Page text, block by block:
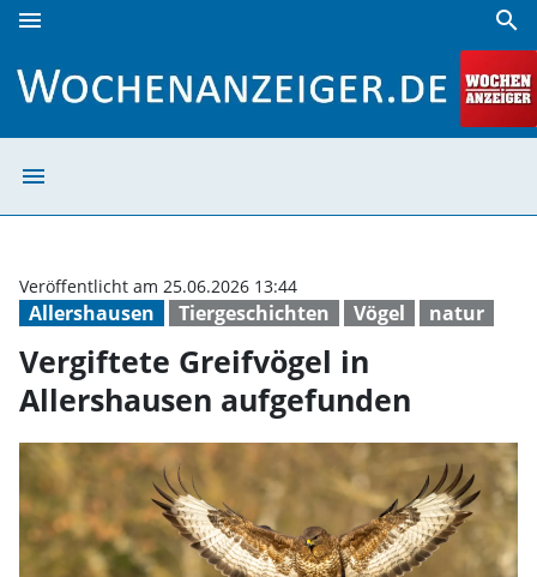
menu search
menu
Allershausen Tiergeschichten Vögel natur
Veröffentlicht am 25.06.2026 13:44
Vergiftete Greifvögel in
Allershausen aufgefunden